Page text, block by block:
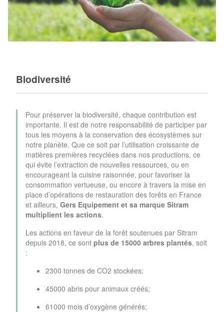
Biodiversité
Pour préserver la biodiversité, chaque contribution est
importante. Il est de notre responsabilité de participer par
tous les moyens à la conservation des écosystèmes sur
notre planète. Que ce soit par l’utilisation croissante de
matières premières recyclées dans nos productions, ce
qui évite l’extraction de nouvelles ressources, ou en
encourageant la cuisine raisonnée, pour favoriser la
consommation vertueuse, ou encore à travers la mise en
place d’opérations de restauration des forêts en France
et ailleurs, Gers Equipement et sa marque Sitram
multiplient les actions.
Les actions en faveur de la forêt soutenues par Sitram
depuis 2018, ce sont plus de 15000 arbres plantés, soit
:
2300 tonnes de CO2 stockées;
45000 abris pour animaux créés;
61000 mois d’oxygène générés;